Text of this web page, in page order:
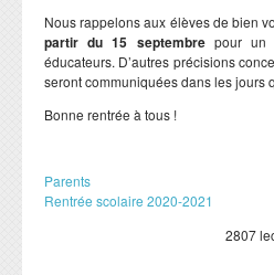
Nous rappelons aux élèves de bien
partir du 15 septembrepour un
éducateurs. D’autres précisions
seront communiquées dans les jours
Bonne rentrée à tous !
Parents
Rentrée scolaire 2020-2021
2807